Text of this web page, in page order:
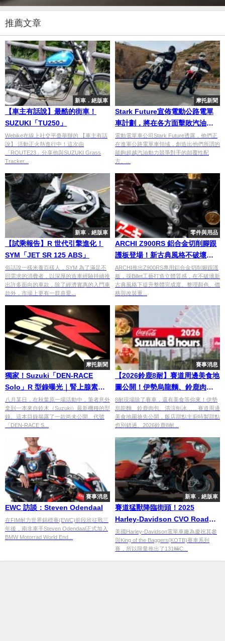
推薦文章
新車．絕版車
【車主有話說】最酷的街車！
SUZUKI「TU250」
Webike在線上社交平臺舉辦的 【車主有話
說】 活動正火熱進行中！這次由
「ROUTE23」分享他與SUZUKI Grass
Tracker...
摩托新聞
Stark Future宣佈電動公路電單
車計劃，將在各方面擊敗汽油競
爭對手
電動電單車公司Stark Future透露，他們正
在進軍公路電單車領域，創造出他們所謂的
能夠超越汽油動力競爭對手的顛覆性配
方。...
新車．絕版車
【試乘報告】R 世代引擎進化！
SYM「JET SR 125 ABS」
俗話說一樣米養百樣人，SYM 為了滿足不
同需求的消費者，以深厚的造車經驗持續推
出許多面向的車款，除了經濟實惠的入門車
款外，市場上更有一群喜愛...
零件與用品
ARCHI Z900RS 鋁合金切削腳跟
護板登場！新古典風格不破壞的
質感升級
ARCHI推出Z900RS專用鋁合金切削腳跟護
板，採Billet工藝打造立體質感，在不破壞新
古典風格下提升整體完成度。整理顏色、價
格與改裝重...
摩托新聞
獨家！Suzuki「DEN-RACE
Solo」R 型錄曝光｜腎上腺素
25m 極速直線賽
八月某日，在秋葉原一場活動中，筆者意外
拿到一本來自鈴木（Suzuki）最新機種的型
錄。這本目錄揭露了一款尚未公開、代號
「DEN-RACE S...
賽事消息
【2026鈴鹿8耐】賽道周邊美食地
圖公開！伊勢烏龍麵、鈴鹿肉包
到園區餐廳×飯店餐廳美食攻略
8耐現場除了賽車，還有美食等你來！伊勢
烏龍麵、鈴鹿肉包、清涼刨冰……賽道周邊
美食地圖搶先公開，飯店甜點主廚特製甜點
也別錯過。2026鈴鹿8耐...
賽事消息
EWC 訪談：Steven Odendaal
在FIM耐力世界錦標賽(EWC)前段班征戰三
年後，南非車手Steven Odendaal正式加入
BMW Motorrad World End...
新車．絕版車
賽道猛獸降臨街頭！2025
Harley-Davidson CVO Road
Glide RR 限量131輛致敬 KOTB
榮耀
美國Harley-Davidson電單車廠為慶祝其參
與King of the Baggers(KOTB)賽車系列
賽，所以限量推出了131輛C...